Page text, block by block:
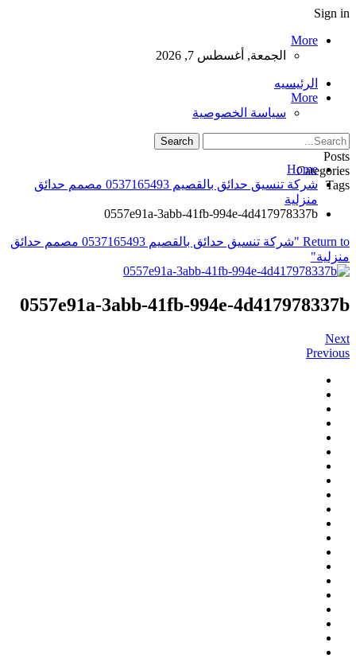
Sign in
More
الجمعة, أغسطس 7, 2026
الرئيسيه
More
سياسة الخصوصية
Posts
Categories
Tags
Home
شركة تنسيق حدائق بالقصيم 0537165493 مصمم حدائق
منزلية
0557e91a-3abb-41fb-994e-4d417978337b
Return to "شركة تنسيق حدائق بالقصيم 0537165493 مصمم حدائق
منزلية"
0557e91a-3abb-41fb-994e-4d417978337b
Next
Previous